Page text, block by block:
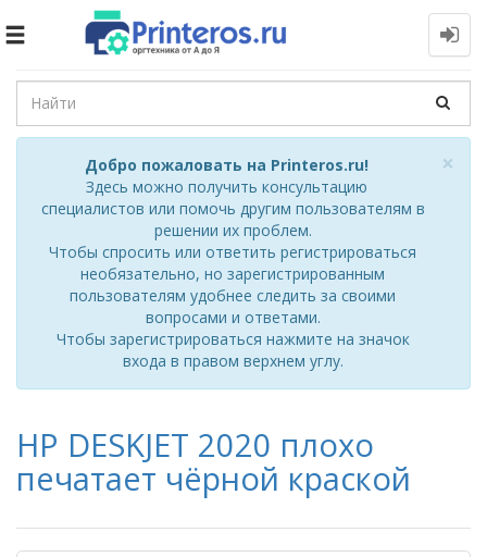
Toggle
×
Добро пожаловать на Printeros.ru!
Здесь можно получить консультацию
специалистов или помочь другим пользователям в
решении их проблем.
Чтобы спросить или ответить регистрироваться
необязательно, но зарегистрированным
пользователям удобнее следить за своими
вопросами и ответами.
Чтобы зарегистрироваться нажмите на значок
входа в правом верхнем углу.
HP DESKJET 2020 плохо
печатает чёрной краской